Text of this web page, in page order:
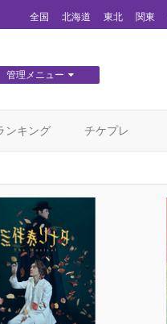
全国 北海道 東北 関東
管理メニュー
ンキング チケプレ